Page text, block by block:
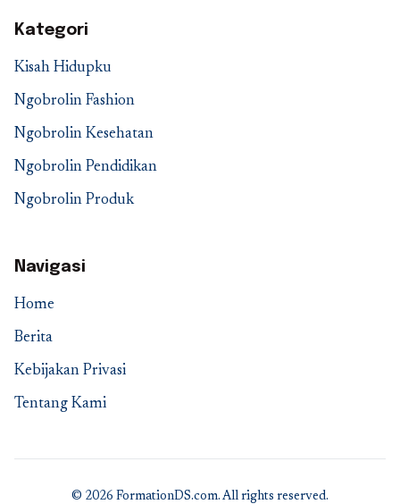
Kategori
Kisah Hidupku
Ngobrolin Fashion
Ngobrolin Kesehatan
Ngobrolin Pendidikan
Ngobrolin Produk
Navigasi
Home
Berita
Kebijakan Privasi
Tentang Kami
© 2026 FormationDS.com. All rights reserved.